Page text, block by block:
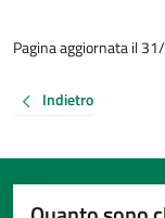
Pagina aggiornata il
Indietro